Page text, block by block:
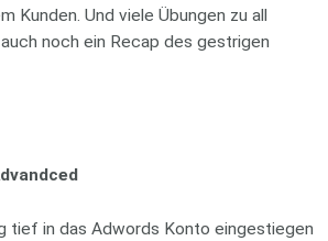
Kunden. Und viele Übungen zu all
noch ein Recap des gestrigen
tief in das Adwords Konto eingestiegen